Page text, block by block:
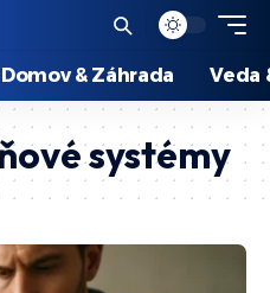
Domov & Záhrada Veda
systémy